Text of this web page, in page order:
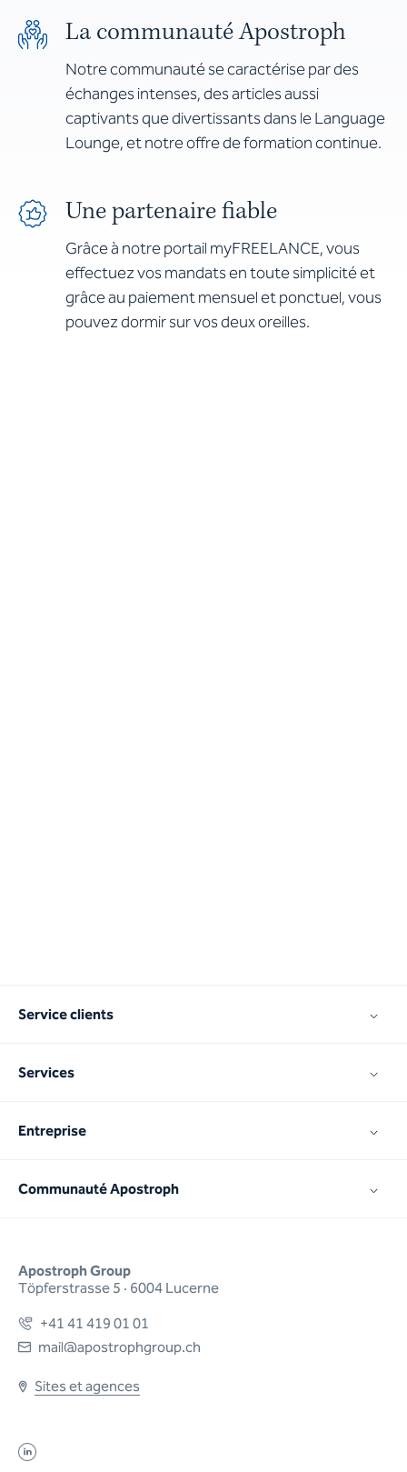
La communauté Apostroph
Notre communauté se caractérise par des
échanges intenses, des articles aussi
captivants que divertissants dans le Language
Lounge, et notre offre de formation continue.
Une partenaire fiable
Grâce à notre portail myFREELANCE, vous
effectuez vos mandats en toute simplicité et
grâce au paiement mensuel et ponctuel, vous
pouvez dormir sur vos deux oreilles.
Apostroph Group
Töpferstrasse 5 · 6004 Lucerne
+41 41 419 01 01
mail@apostrophgroup.ch
Sites et agences
Service clients
Services
Entreprise
Communauté Apostroph